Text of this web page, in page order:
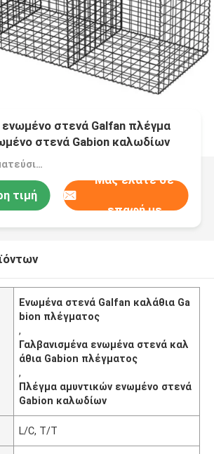
ενωμένο στενά Galfan πλέγμα
στενά Gabion καλωδίων
πλέγματος
Τιμή：Διαπραγματεύσιμα
τιμή
Μας ελάτε σε
επαφή με
Ενωμένα στενά Galfan καλάθια Ga
bion πλέγματος
,
Γαλβανισμένα ενωμένα στενά καλ
άθια Gabion πλέγματος
,
Πλέγμα αμυντικών ενωμένο στενά
Gabion καλωδίων
L/C, T/T